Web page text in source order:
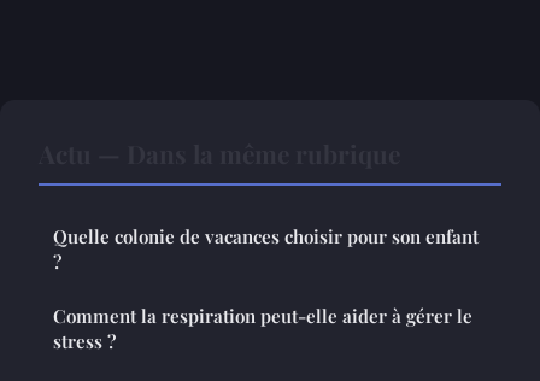
Quelle colonie de vacances choisir pour son enfant
?
Comment la respiration peut-elle aider à gérer le
stress ?